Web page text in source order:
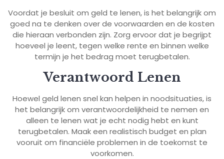
Voordat je besluit om geld te lenen, is het belangrijk om
goed na te denken over de voorwaarden en de kosten
die hieraan verbonden zijn. Zorg ervoor dat je begrijpt
hoeveel je leent, tegen welke rente en binnen welke
termijn je het bedrag moet terugbetalen.
Verantwoord Lenen
Hoewel geld lenen snel kan helpen in noodsituaties, is
het belangrijk om verantwoordelijkheid te nemen en
alleen te lenen wat je echt nodig hebt en kunt
terugbetalen. Maak een realistisch budget en plan
vooruit om financiële problemen in de toekomst te
voorkomen.